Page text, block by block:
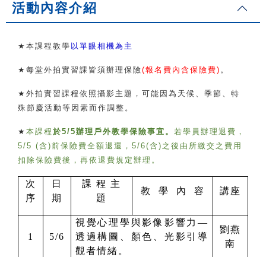
活動內容介紹
★ 本課程教學 以單眼相機為主
★ 每堂外拍實習課皆須辦理保險(報名費內含保險費) 。
★ 外拍實習課程依照攝影主題，可能因為天候、季節、特
殊節慶活動等因素而作調整。
★ 本課程 於5/5辦理戶外教學保險事宜。 若學員辦理退費，
5/5 (含 )前保險費全額退還， 5/6(含 ) 之後由所繳交之費用
扣除保險費後，再依退費規定辦理。
次
序
日
期
課 程 主
題
教 學 內 容 講座
1 5/6
視覺心理學與影像影響力—
透過構圖、顏色、光影引導
觀者情緒。
劉燕
南